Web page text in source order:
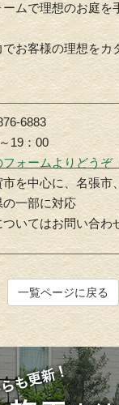
ムで理想のお庭を
お客様の理想をカ
6883
19：00
フォームよりどう
市を中心に、名張
一部に対応
いてはお問い合わ
一覧ページに戻る